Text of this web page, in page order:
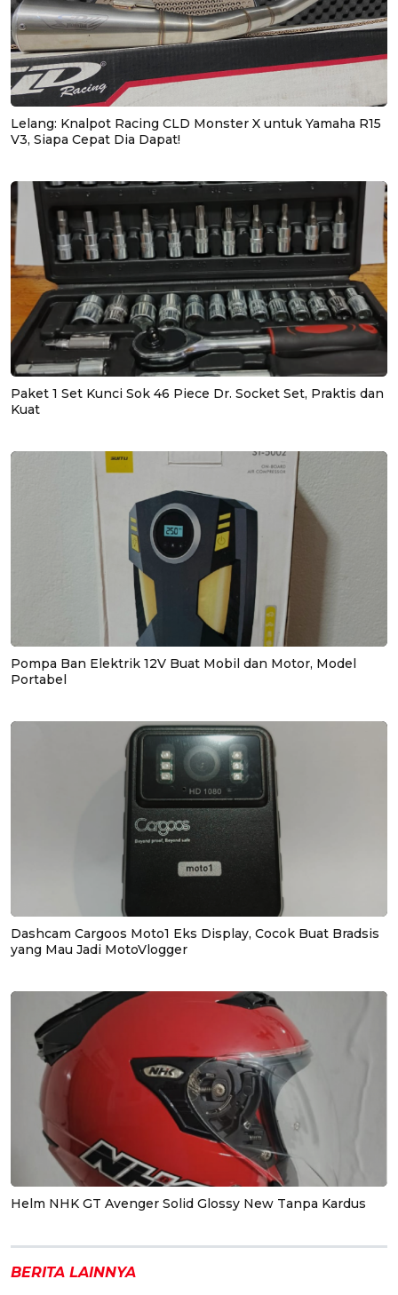
Lelang: Knalpot Racing CLD Monster X untuk Yamaha R15
V3, Siapa Cepat Dia Dapat!
Paket 1 Set Kunci Sok 46 Piece Dr. Socket Set, Praktis dan
Kuat
Pompa Ban Elektrik 12V Buat Mobil dan Motor, Model
Portabel
Dashcam Cargoos Moto1 Eks Display, Cocok Buat Bradsis
yang Mau Jadi MotoVlogger
Helm NHK GT Avenger Solid Glossy New Tanpa Kardus
BERITA LAINNYA